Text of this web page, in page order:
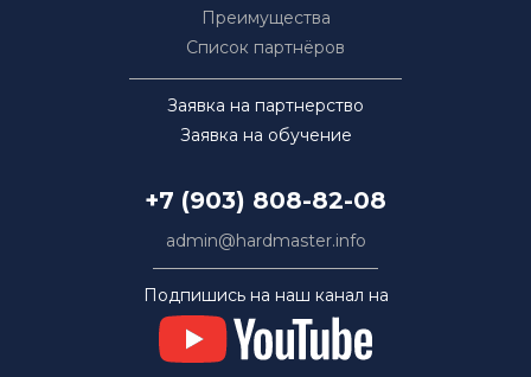
Преимущества
Список партнёров
Заявка на партнерство
Заявка на обучение
+7 (903) 808-82-08
admin@hardmaster.info
Подпишись на наш канал на